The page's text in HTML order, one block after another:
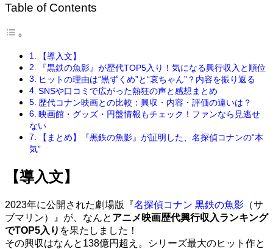
Table of Contents
【導入文】
『黒鉄の魚影』が歴代TOP5入り！気になる興行収入と順位
ヒットの理由は“黒ずくめ”と“哀ちゃん”？内容を振り返る
SNSや口コミで広がった熱狂の声と感想まとめ
歴代コナン映画との比較：興収・内容・評価の違いは？
映画館・グッズ・円盤情報もチェック！ファンなら見逃せ
ない
【まとめ】『黒鉄の魚影』が証明した、名探偵コナンの“本
気”
【導入文】
2023年に公開された劇場版『名探偵コナン 黒鉄の魚影 （サ
ブマリン）』が、なんと アニメ映画歴代興行収入ランキング
でTOP5入り を果たしました！
その興収はなんと138億円超え。シリーズ最大のヒット作と